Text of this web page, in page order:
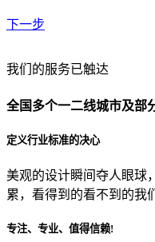
下一步
贵公司预算范围是？
贵公司的团队规模是？
目前主要的营销渠道是？
我们的服务已触达
全国多个一二线城市及部
定义行业标准的决心
美观的设计瞬间夺人眼球
累，看得到的看不到的我
专注、专业、值得信赖!